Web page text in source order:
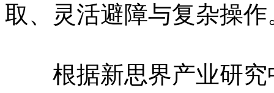
取、灵活避障与复杂操作
根据新思界产业研究